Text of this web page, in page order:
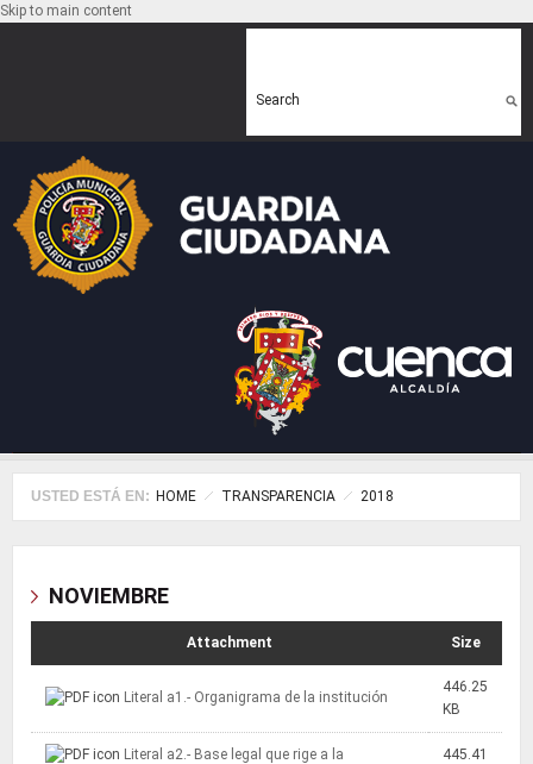
Skip to main content
Search
USTED ESTÁ EN: HOME TRANSPARENCIA 2018
NOVIEMBRE
Attachment Size
Literal a1.- Organigrama de la institución
446.25
KB
Literal a2.- Base legal que rige a la
445.41